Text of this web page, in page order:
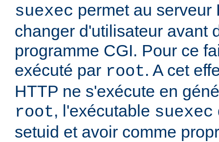
suexec permet au serveur
changer d'utilisateur avant
programme CGI. Pour ce
exécuté par root. A cet
HTTP ne s'exécute en
root, l'exécutable suexec
setuid et avoir comme